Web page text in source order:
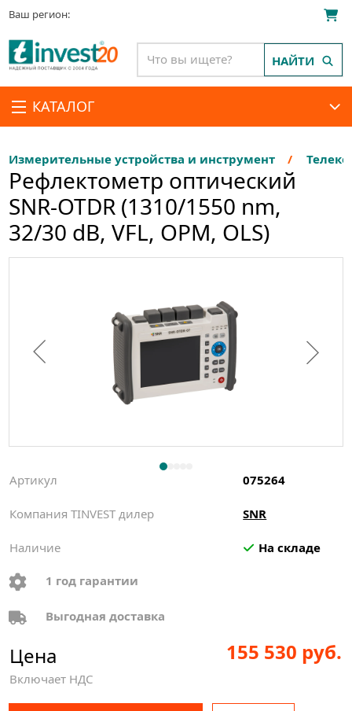
Ваш регион:
КАТАЛОГ
НАЙТИ
Измерительные устройства и инструмент
Рефлектометр оптический
SNR-OTDR (1310/1550 nm,
32/30 dB, VFL, OPM, OLS)
Артикул 075264
Компания TINVEST дилер SNR
Наличие На складе
1 год гарантии
Выгодная доставка
Цена
Включает НДС
155 530 руб.